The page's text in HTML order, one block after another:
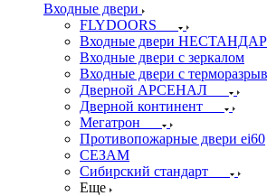
Входные двери
FLYDOORS
Входные двери
Входные двери с зеркалом
Входные двери с
Дверной АРСЕНАЛ
Дверной континент
Мегатрон
Противопожарные двери ei60
СЕЗАМ
Сибирский стандарт
Еще